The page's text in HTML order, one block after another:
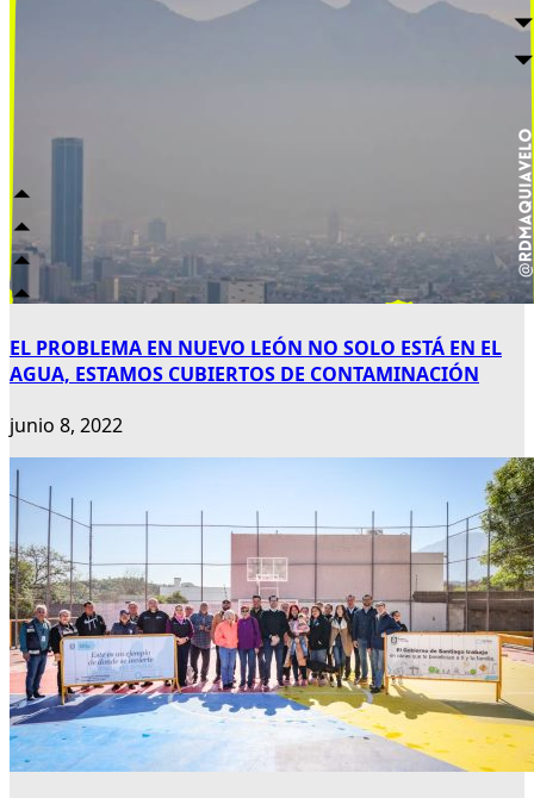
EL PROBLEMA EN NUEVO LEÓN NO SOLO ESTÁ EN EL
AGUA, ESTAMOS CUBIERTOS DE CONTAMINACIÓN
junio 8, 2022